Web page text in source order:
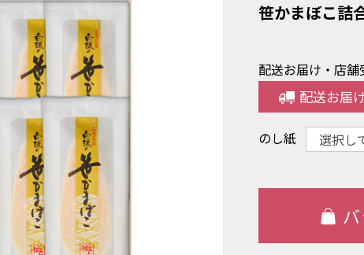
笹かまぼこ詰
配送お届け・店
配送お届
のし紙